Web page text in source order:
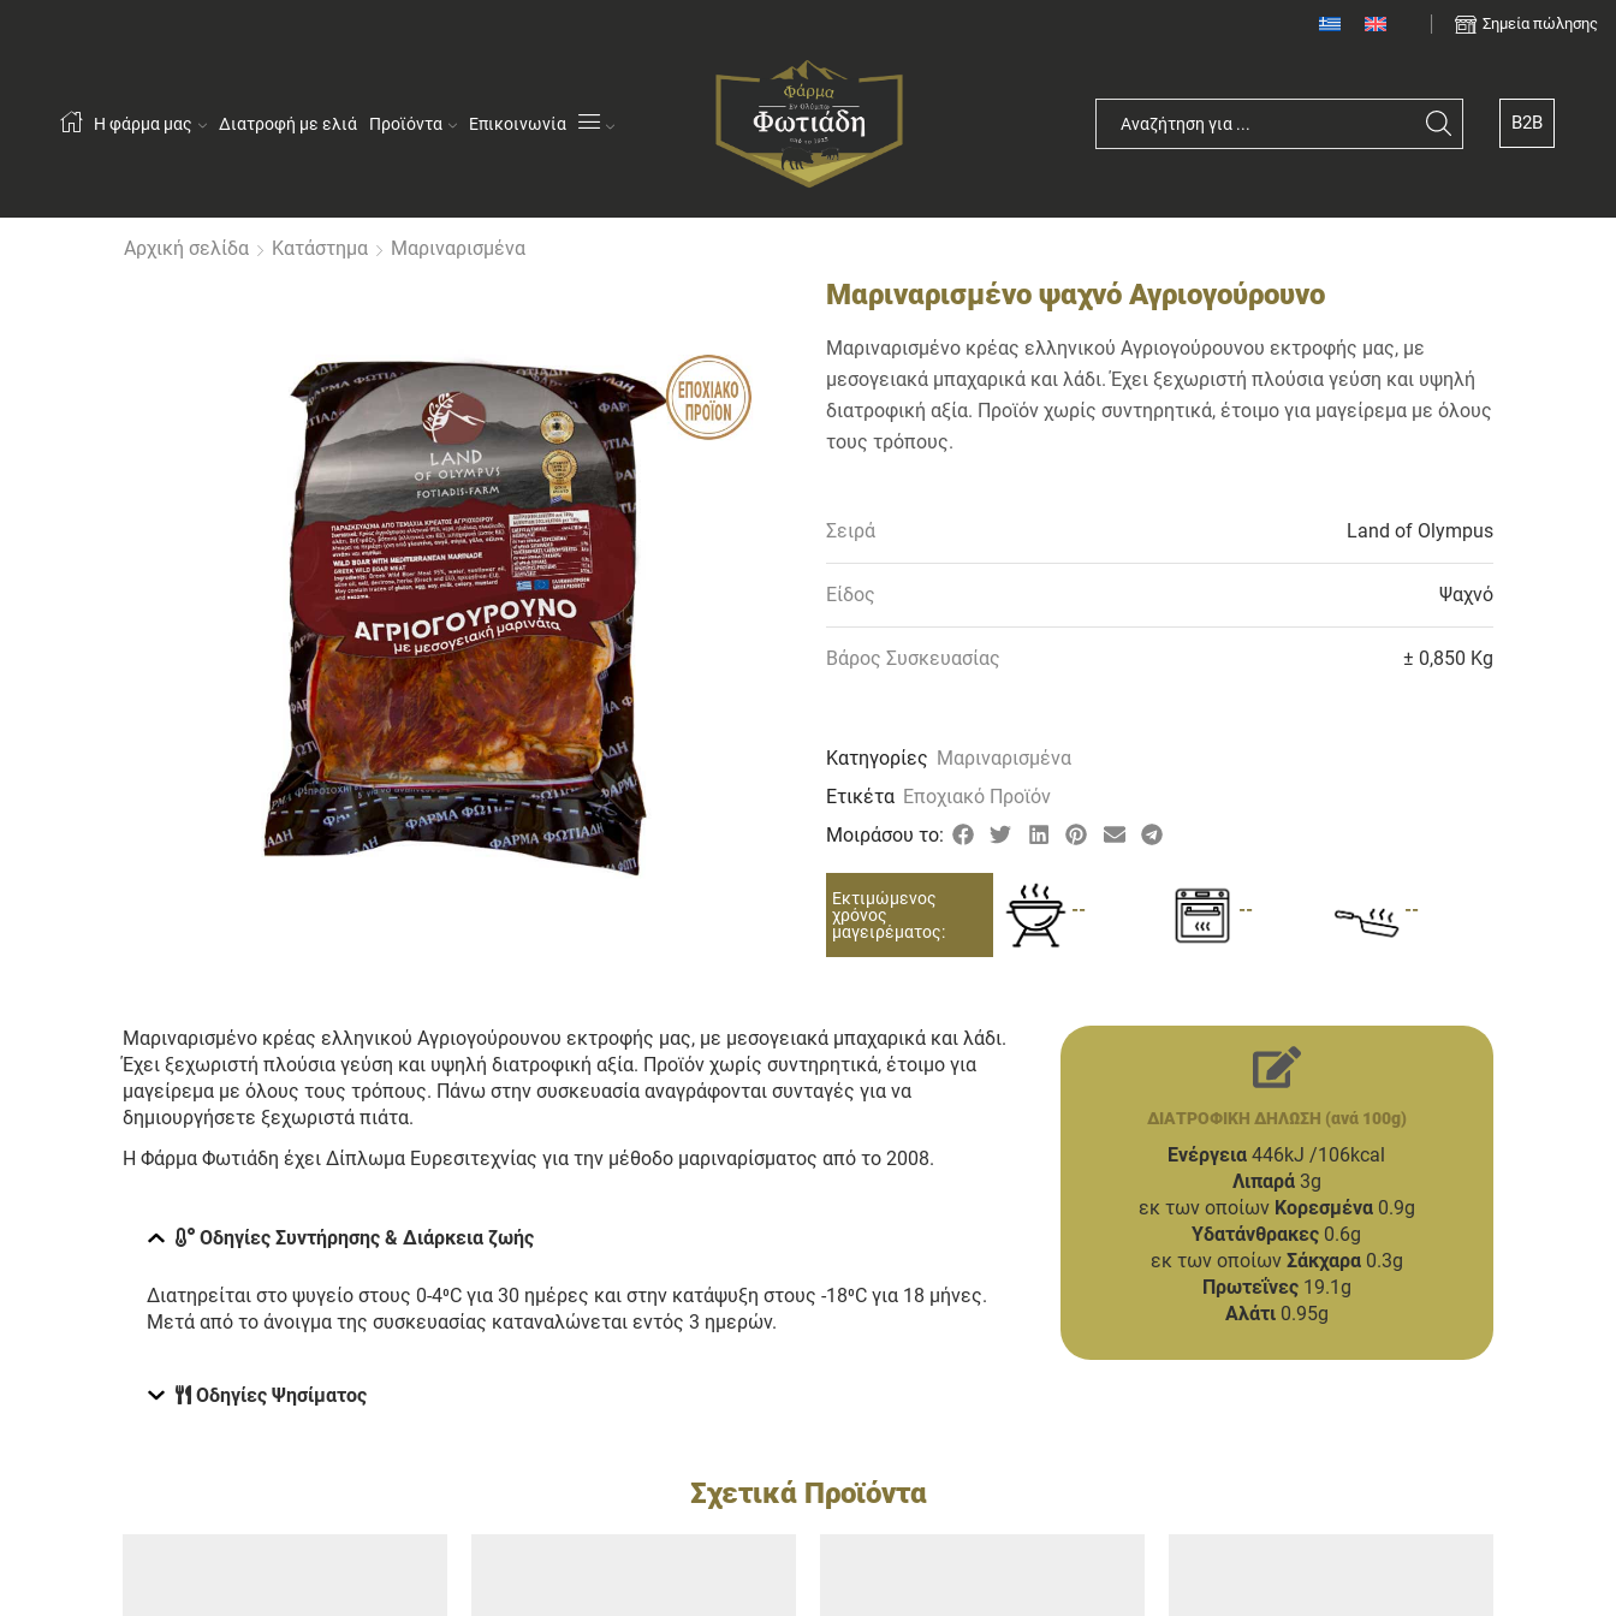
Σημεία πώλησης
Η φάρμα μας Διατροφή με ελιά Προϊόντα Επικοινωνία B2B
Αρχική σελίδα Κατάστημα Μαριναρισμένα
Μαριναρισμένο ψαχνό Αγριογούρουνο
Μαριναρισμένο κρέας ελληνικού Αγριογούρουνου εκτροφής μας, με
μεσογειακά μπαχαρικά και λάδι. Έχει ξεχωριστή πλούσια γεύση και υψηλή
διατροφική αξία. Προϊόν χωρίς συντηρητικά, έτοιμο για μαγείρεμα με όλους
τους τρόπους.
Σειρά Land of Olympus
Είδος Ψαχνό
Βάρος Συσκευασίας ± 0,850 Kg
Κατηγορίες Μαριναρισμένα
Ετικέτα Εποχιακό Προϊόν
Μοιράσου το:
Εκτιμώμενος
χρόνος
μαγειρέματος:
-- -- --
Μαριναρισμένο κρέας ελληνικού Αγριογούρουνου εκτροφής μας, με μεσογειακά μπαχαρικά και λάδι.
Έχει ξεχωριστή πλούσια γεύση και υψηλή διατροφική αξία. Προϊόν χωρίς συντηρητικά, έτοιμο για
μαγείρεμα με όλους τους τρόπους. Πάνω στην συσκευασία αναγράφονται συνταγές για να
δημιουργήσετε ξεχωριστά πιάτα.
Η Φάρμα Φωτιάδη έχει Δίπλωμα Ευρεσιτεχνίας για την μέθοδο μαριναρίσματος από το 2008.
Οδηγίες Συντήρησης & Διάρκεια ζωής
Διατηρείται στο ψυγείο στους 0-4⁰C για 30 ημέρες και στην κατάψυξη στους -18⁰C για 18 μήνες.
Μετά από το άνοιγμα της συσκευασίας καταναλώνεται εντός 3 ημερών.
Οδηγίες Ψησίματος
ΔΙΑΤΡΟΦΙΚΗ ΔΗΛΩΣΗ (ανά 100g)
Ενέργεια 446kJ /106kcal
Λιπαρά3g
εκ των οποίων Κορεσμένα0.9g
Υδατάνθρακες 0.6g
εκ των οποίων Σάκχαρα0.3g
Πρωτεΐνες19.1g
Αλάτι0.95g
Σχετικά Προϊόντα